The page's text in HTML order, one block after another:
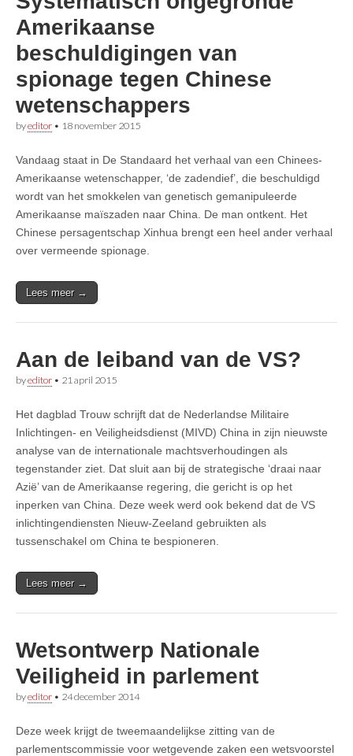
Amerikaanse
beschuldigingen van
spionage tegen Chinese
wetenschappers
byeditor • 18 november 2015
Vandaag staat in De Standaard het verhaal van een Chinees-
Amerikaanse wetenschapper, ‘de zadendief’, die beschuldigd
wordt van het smokkelen van genetisch gemanipuleerde
Amerikaanse maïszaden naar China. De man ontkent. Het
Chinese persagentschap Xinhua brengt een heel ander verhaal
over vermeende spionage.
Lees meer →
Aan de leiband van de VS?
byeditor • 21 april 2015
Het dagblad Trouw schrijft dat de Nederlandse Militaire
Inlichtingen- en Veiligheidsdienst (MIVD) China in zijn nieuwste
analyse van de internationale machtsverhoudingen als
tegenstander ziet. Dat sluit aan bij de strategische ‘draai naar
Azië’ van de Amerikaanse regering, die gericht is op het
inperken van China. Deze week werd ook bekend dat de VS
inlichtingendiensten Nieuw-Zeeland gebruikten als
tussenschakel om China te bespioneren.
Lees meer →
Wetsontwerp Nationale
Veiligheid in parlement
byeditor • 24 december 2014
Deze week krijgt de tweemaandelijkse zitting van de
parlementscommissie voor wetgevende zaken een wetsvoorstel